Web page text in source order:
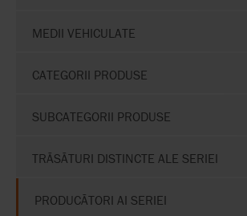
MEDII VEHICULATE
CATEGORII PRODUSE
SUBCATEGORII PRODUSE
TRĂSĂTURI DISTINCTE ALE SERIEI
PRODUCĂTORI AI SERIEI